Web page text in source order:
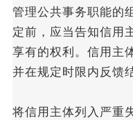
管理公共事务职能的
定前，应当告知信用
享有的权利。信用主
并在规定时限内反馈
将信用主体列入严重